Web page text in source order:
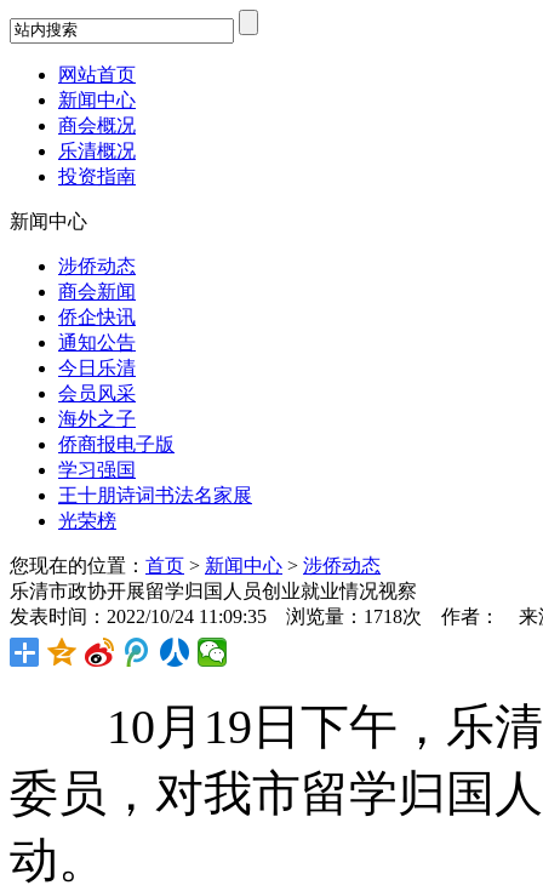
网站首页
新闻中心
商会概况
乐清概况
投资指南
新闻中心
涉侨动态
商会新闻
侨企快讯
通知公告
今日乐清
会员风采
海外之子
侨商报电子版
学习强国
王十朋诗词书法名家展
光荣榜
您现在的位置： 首页 > 新闻中心 > 涉侨动态
乐清市政协开展留学归国人员创业就业情况视察
发表时间：2022/10/24 11:09:35 浏览量：1718次 作者： 来
10月19日下午，乐清
委员，对我市留学归国
动。